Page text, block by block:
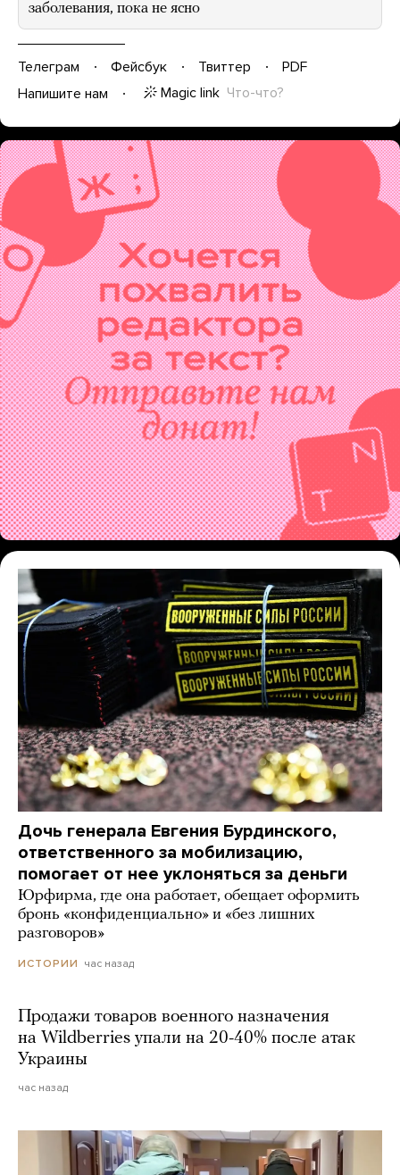
заболевания, пока не ясно
Телеграм Фейсбук Твиттер
PDF
Напишите нам
Magic link Что-что?
Дочь генерала Евгения Бурдинского,
ответственного за мобилизацию,
помогает от нее уклоняться за деньги
Юрфирма, где она работает, обещает оформить
бронь «конфиденциально» и «без лишних
разговоров»
ИСТОРИИ час назад
Продажи товаров военного назначения
на Wildberries упали на 20-40% после атак
Украины
час назад